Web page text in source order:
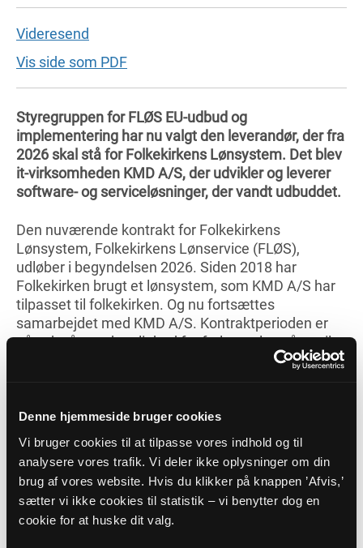
Denne hjemmeside bruger cookies
Vi bruger cookies til at tilpasse vores indhold og til
analysere vores trafik. Vi deler ikke oplysninger om din
brug af vores website. Hvis du klikker på knappen ’Afvis,’
sætter vi ikke cookies til statistik – vi benytter dog en
cookie for at huske dit valg.
Styregruppen for FLØS EU-udbud og
implementering har nu valgt den leverandør, der fra
2026 skal stå for Folkekirkens Lønsystem. Det blev
it-virksomheden KMD A/S, der udvikler og leverer
software- og serviceløsninger, der vandt udbuddet.
Den nuværende kontrakt for Folkekirkens
Lønsystem, Folkekirkens Lønservice (FLØS),
udløber i begyndelsen 2026. Siden 2018 har
Folkekirken brugt et lønsystem, som KMD A/S har
tilpasset til folkekirken. Og nu fortsættes
samarbejdet med KMD A/S. Kontraktperioden er
på seks år med mulighed for forlængelse på op til
yderligere tre år. Kontrakten har en værdi, der
Folkekirkens It og Løncentrene vil frem til januar
2026 arbejde på at implementere den nye aftale
sammen med KMD A/S.
Den nye FLØS-kontrakt indebærer væsentlige
forbedringer og udvidelser af den funktionelle og
Videresend
Vis side som PDF